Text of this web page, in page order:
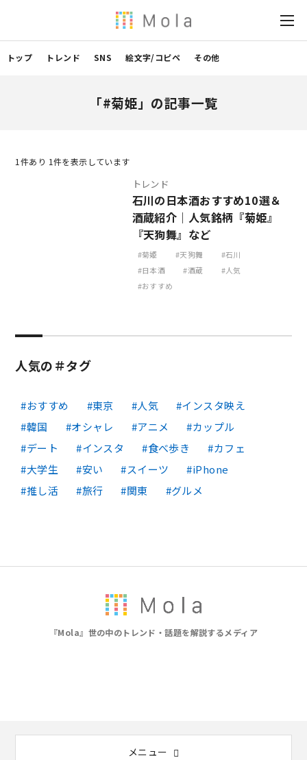
トップ トレンド SNS 絵文字/コピペ その他
「#菊姫」の記事一覧
1 件あり 1件を表示しています
トレンド
石川の日本酒おすすめ10選＆
酒蔵紹介｜人気銘柄『菊姫』
『天狗舞』など
菊姫 天狗舞
石川
日本酒
酒蔵
人気
おすすめ
人気の＃タグ
おすすめ 東京 人気
インスタ映え
韓国
オシャレ アニメ
カップル
デート
インスタ 食べ歩き
カフェ
大学生
安い スイーツ
iPhone
推し活
旅行 関東 グルメ
『Mola』世の中のトレンド・話題を解説するメディア
メニュー